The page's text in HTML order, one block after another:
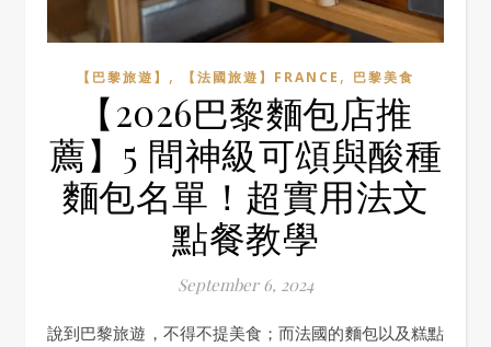
【巴黎旅遊】 , 【法國旅遊】FRANCE , 巴黎美食
【2026巴黎麵包店推
薦】5 間神級可頌與酸種
麵包名單！超實用法文
點餐教學
September 6, 2024
說到巴黎旅遊，不得不提美食；而法國的麵包以及糕點